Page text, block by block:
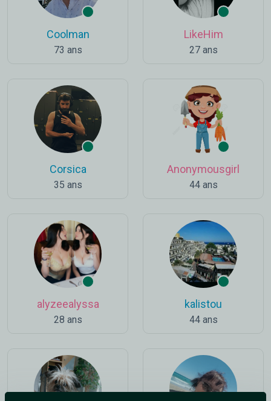
Coolman
73 ans
LikeHim
27 ans
Corsica
35 ans
Anonymousgirl
44 ans
alyzeealyssa
28 ans
kalistou
44 ans